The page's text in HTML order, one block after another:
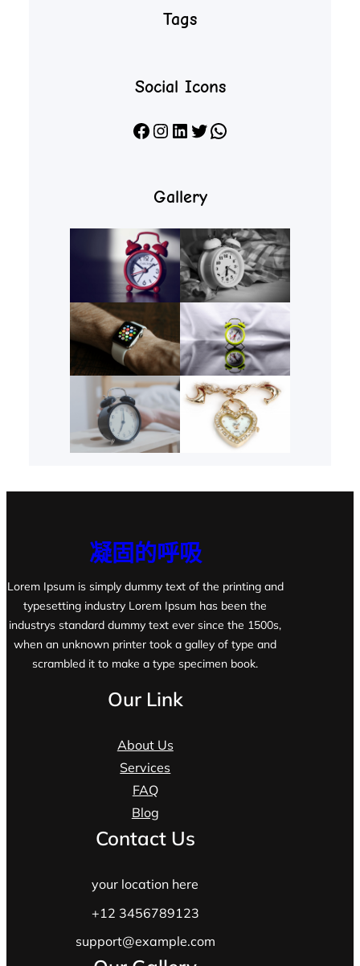
Tags
Social Icons
Facebook Instagram LinkedIn X WhatsApp
Gallery
凝固的呼吸
Lorem Ipsum is simply dummy text of the printing and
typesetting industry Lorem Ipsum has been the
industrys standard dummy text ever since the 1500s,
when an unknown printer took a galley of type and
scrambled it to make a type specimen book.
Our Link
About Us
Services
FAQ
Blog
Contact Us
your location here
+12 3456789123
support@example.com